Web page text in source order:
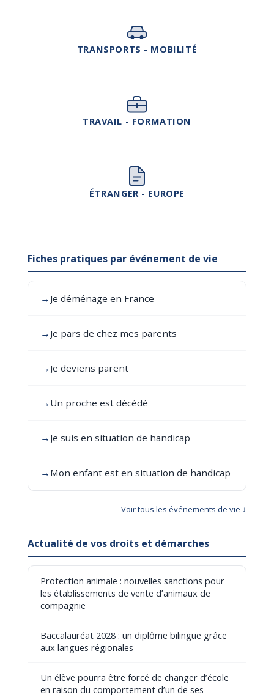
TRANSPORTS - MOBILITÉ
TRAVAIL - FORMATION
ÉTRANGER - EUROPE
Fiches pratiques par événement de vie
→ Je déménage en France
→ Je pars de chez mes parents
→ Je deviens parent
→ Un proche est décédé
→ Je suis en situation de handicap
→ Mon enfant est en situation de handicap
Voir tous les événements de vie ↓
Actualité de vos droits et démarches
Protection animale : nouvelles sanctions pour
les établissements de vente d’animaux de
compagnie
Baccalauréat 2028 : un diplôme bilingue grâce
aux langues régionales
Un élève pourra être forcé de changer d’école
en raison du comportement d’un de ses